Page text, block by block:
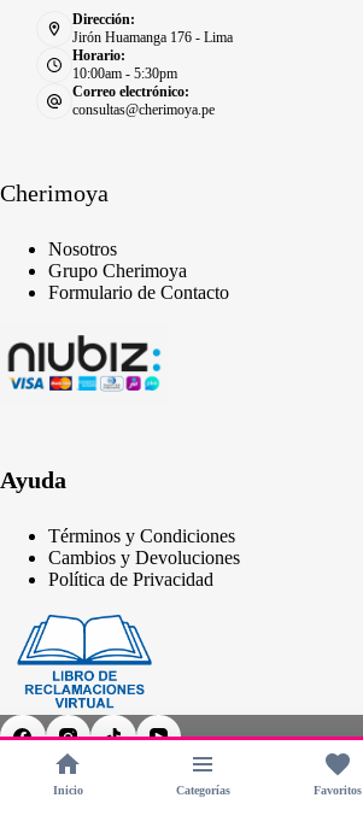
Dirección:
Jirón Huamanga 176 - Lima
Horario:
10:00am - 5:30pm
Correo electrónico:
consultas@cherimoya.pe
Cherimoya
Nosotros
Grupo Cherimoya
Formulario de Contacto
Ayuda
Términos y Condiciones
Cambios y Devoluciones
Política de Privacidad
Copyright © 2026 - CHERIMOYA Perú
Inicio Categorías Favoritos